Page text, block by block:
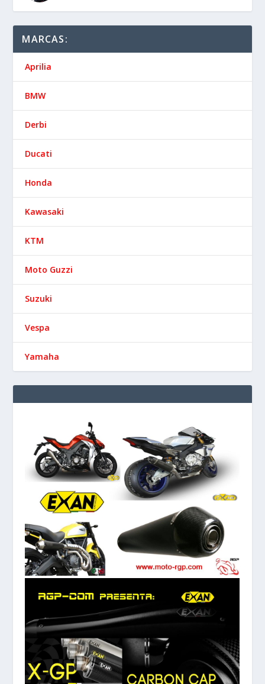
MARCAS:
Aprilia
BMW
Derbi
Ducati
Honda
Kawasaki
KTM
Moto Guzzi
Suzuki
Vespa
Yamaha